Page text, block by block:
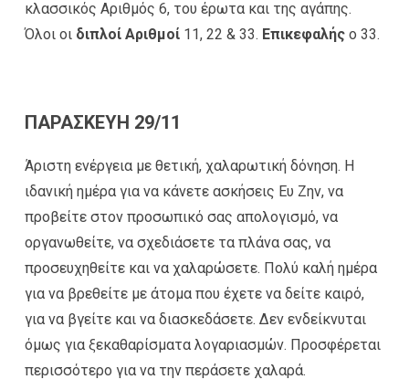
κλασσικός Αριθμός 6, του έρωτα και της αγάπης.
Όλοι οι διπλοί Αριθμοί 11, 22 & 33. Επικεφαλής ο 33.
ΠΑΡΑΣΚΕΥΗ 29/11
Άριστη ενέργεια με θετική, χαλαρωτική δόνηση. Η
ιδανική ημέρα για να κάνετε ασκήσεις Ευ Ζην, να
προβείτε στον προσωπικό σας απολογισμό, να
οργανωθείτε, να σχεδιάσετε τα πλάνα σας, να
προσευχηθείτε και να χαλαρώσετε. Πολύ καλή ημέρα
για να βρεθείτε με άτομα που έχετε να δείτε καιρό,
για να βγείτε και να διασκεδάσετε. Δεν ενδείκνυται
όμως για ξεκαθαρίσματα λογαριασμών. Προσφέρεται
περισσότερο για να την περάσετε χαλαρά.